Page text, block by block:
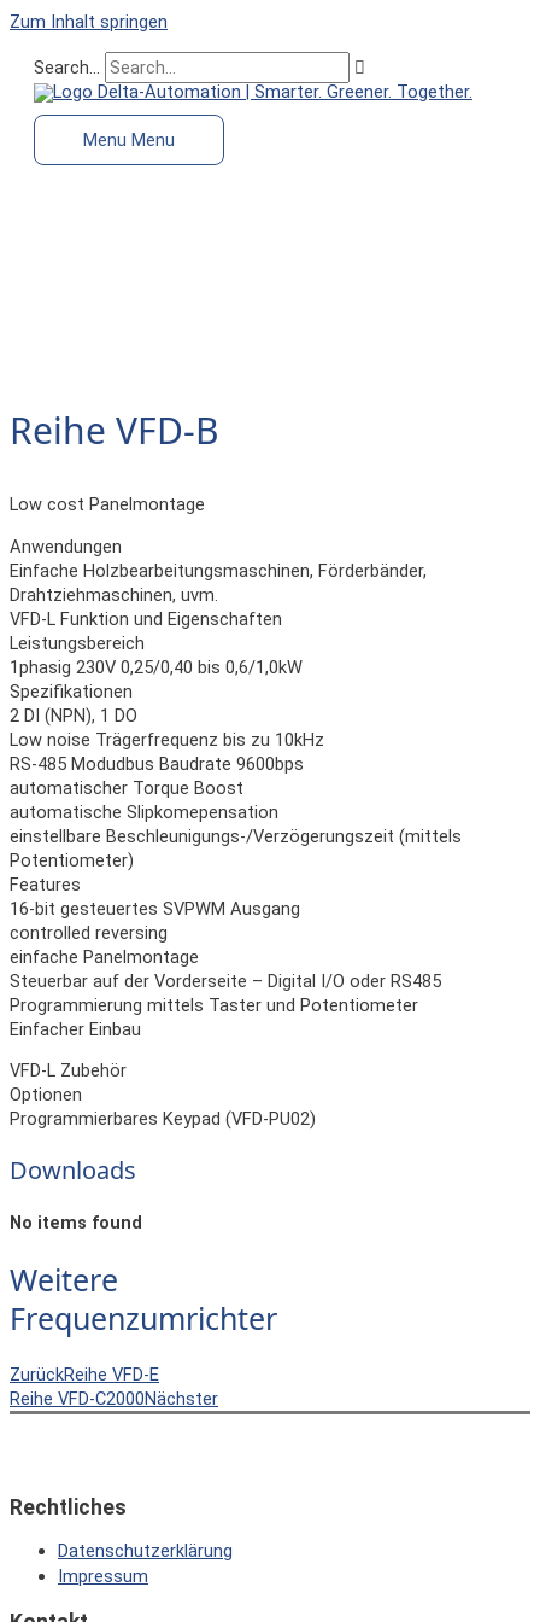
Zum Inhalt springen
Search...
Menu Menu
Reihe VFD-B
Low cost Panelmontage
Anwendungen
Einfache Holzbearbeitungsmaschinen, Förderbänder,
Drahtziehmaschinen, uvm.
VFD-L Funktion und Eigenschaften
Leistungsbereich
1phasig 230V 0,25/0,40 bis 0,6/1,0kW
Spezifikationen
2 DI (NPN), 1 DO
Low noise Trägerfrequenz bis zu 10kHz
RS-485 Modudbus Baudrate 9600bps
automatischer Torque Boost
automatische Slipkomepensation
einstellbare Beschleunigungs-/Verzögerungszeit (mittels
Potentiometer)
Features
16-bit gesteuertes SVPWM Ausgang
controlled reversing
einfache Panelmontage
Steuerbar auf der Vorderseite – Digital I/O oder RS485
Programmierung mittels Taster und Potentiometer
Einfacher Einbau
VFD-L Zubehör
Optionen
Programmierbares Keypad (VFD-PU02)
Downloads
No items found
Weitere
Frequenzumrichter
ZurückReihe VFD-E
Reihe VFD-C2000Nächster
Rechtliches
Datenschutzerklärung
Impressum